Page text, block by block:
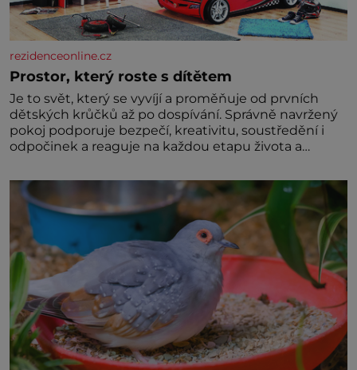
rezidenceonline.cz
Prostor, který roste s dítětem
Je to svět, který se vyvíjí a proměňuje od prvních
dětských krůčků až po dospívání. Správně navržený
pokoj podporuje bezpečí, kreativitu, soustředění i
odpočinek a reaguje na každou etapu života a
jednoduchost, měkkost a bezpečí, proto by pokoj
miminka měl působit především klidně a útulně.
Předškolní věk je